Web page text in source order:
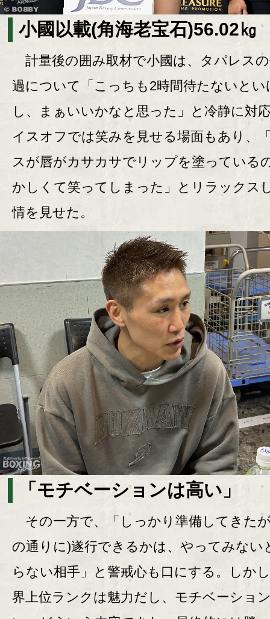
小國以載(角海老宝石)56.02㎏
計量後の囲み取材で小國は、タパレス
過について「こっちも2時間待たないとい
し、まぁいいかなと思った」と冷静に対
イスオフでは笑みを見せる場面もあり、
スが唇がカサカサでリップを塗っている
かしくて笑ってしまった」とリラックス
情を見せた。
「モチベーションは高い」
その一方で、「しっかり準備してきた
の通りに)遂行できるかは、やってみない
らない相手」と警戒心も口にする。しか
界上位ランクは魅力だし、モチベーショ